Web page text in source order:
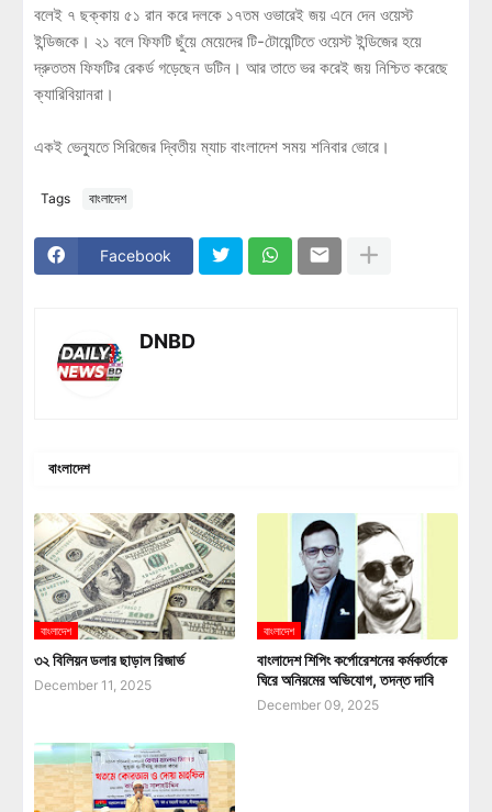
বলেই ৭ ছক্কায় ৫১ রান করে দলকে ১৭তম ওভারেই জয় এনে দেন ওয়েস্ট
ইন্ডিজকে। ২১ বলে ফিফটি ছুঁয়ে মেয়েদের টি-টোয়েন্টিতে ওয়েস্ট ইন্ডিজের হয়ে
দ্রুততম ফিফটির রেকর্ড গড়েছেন ডটিন। আর তাতে ভর করেই জয় নিশ্চিত করেছে
ক্যারিবিয়ানরা।
একই ভেন্যুতে সিরিজের দ্বিতীয় ম্যাচ বাংলাদেশ সময় শনিবার ভোরে।
Tags বাংলাদেশ
Facebook
DNBD
বাংলাদেশ
বাংলাদেশ
৩২ বিলিয়ন ডলার ছাড়াল রিজার্ভ
December 11, 2025
বাংলাদেশ
বাংলাদেশ শিপিং কর্পোরেশনের কর্মকর্তাকে
ঘিরে অনিয়মের অভিযোগ, তদন্ত দাবি
December 09, 2025